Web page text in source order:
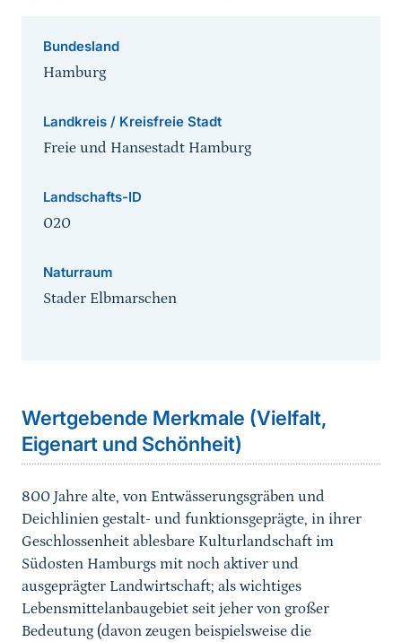
Bundesland
Hamburg
Landkreis / Kreisfreie Stadt
Freie und Hansestadt Hamburg
Landschafts-ID
020
Naturraum
Stader Elbmarschen
Wertgebende Merkmale (Vielfalt,
Eigenart und Schönheit)
800 Jahre alte, von Entwässerungsgräben und
Deichlinien gestalt- und funktionsgeprägte, in ihrer
Geschlossenheit ablesbare Kulturlandschaft im
Südosten Hamburgs mit noch aktiver und
ausgeprägter Landwirtschaft; als wichtiges
Lebensmittelanbaugebiet seit jeher von großer
Bedeutung (davon zeugen beispielsweise die